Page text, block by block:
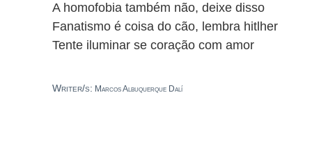
A homofobia também não, deixe disso
Fanatismo é coisa do cão, lembra hitlher
Tente iluminar se coração com amor
Writer/s: Marcos Albuquerque Dalí